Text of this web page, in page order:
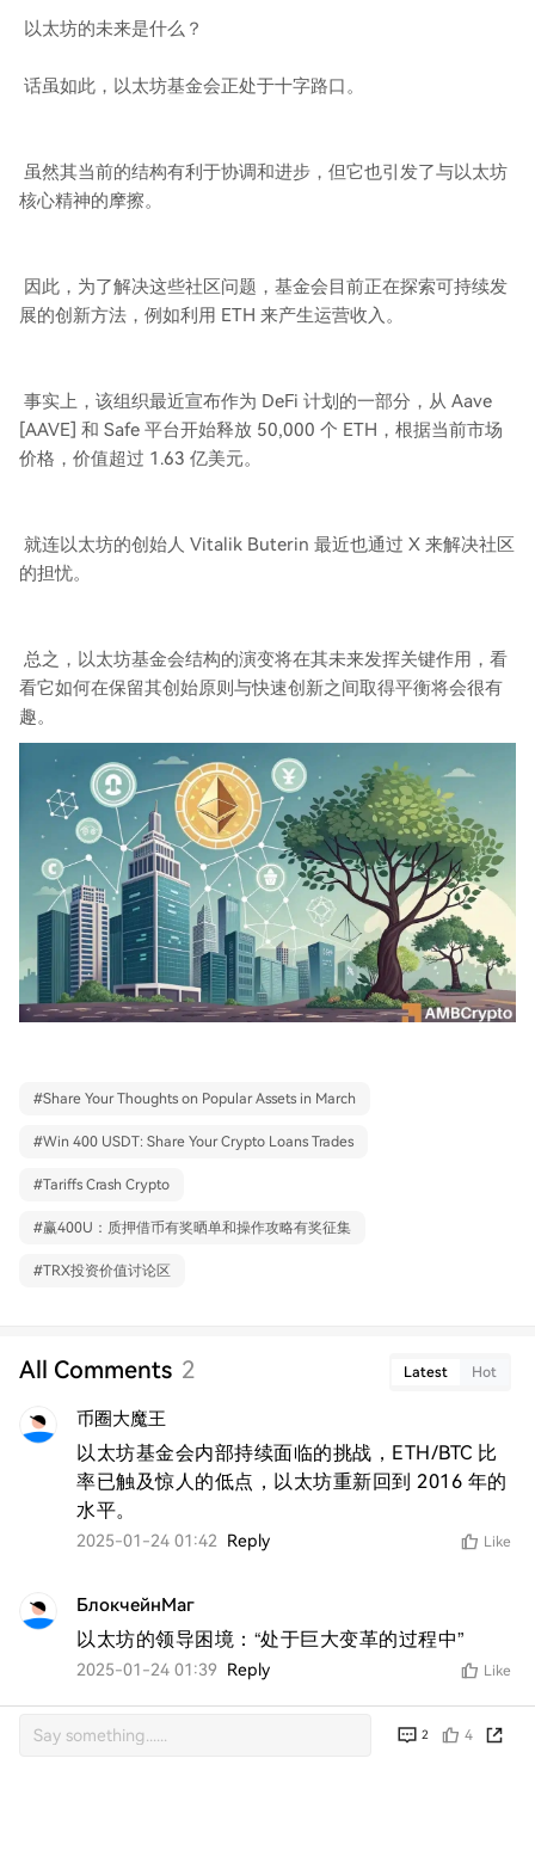
以太坊的未来是什么？
话虽如此，以太坊基金会正处于十字路口。
虽然其当前的结构有利于协调和进步，但它也引发了与以太坊
核心精神的摩擦。
因此，为了解决这些社区问题，基金会目前正在探索可持续发
展的创新方法，例如利用 ETH 来产生运营收入。
事实上，该组织最近宣布作为 DeFi 计划的一部分，从 Aave
[AAVE] 和 Safe 平台开始释放 50,000 个 ETH，根据当前市场
价格，价值超过 1.63 亿美元。
就连以太坊的创始人 Vitalik Buterin 最近也通过 X 来解决社区
的担忧。
总之，以太坊基金会结构的演变将在其未来发挥关键作用，看
看它如何在保留其创始原则与快速创新之间取得平衡将会很有
趣。
#Share Your Thoughts on Popular Assets in March
#Win 400 USDT: Share Your Crypto Loans Trades
#Tariffs Crash Crypto
#赢400U：质押借币有奖晒单和操作攻略有奖征集
#TRX投资价值讨论区
All Comments 2 Latest Hot
币圈大魔王
以太坊基金会内部持续面临的挑战，ETH/BTC 比
率已触及惊人的低点，以太坊重新回到 2016 年的
水平。
2025-01-24 01:42 Reply Like
БлокчейнМаг
以太坊的领导困境：“处于巨大变革的过程中”
2025-01-24 01:39 Reply Like
2 4